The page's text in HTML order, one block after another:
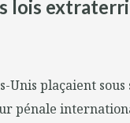
lois
Unis plaçaient
pénale